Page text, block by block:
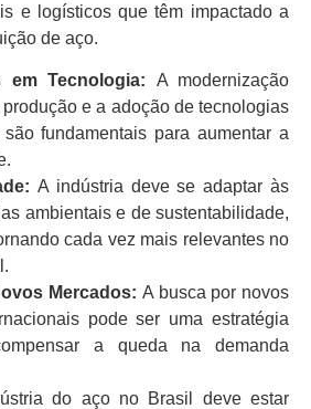
e logísticos que têm impactado a
de aço.
em Tecnologia: A modernização
e a adoção de tecnologias
fundamentais para aumentar a
A indústria deve se adaptar às
ambientais e de sustentabilidade,
cada vez mais relevantes no
Mercados: A busca por novos
pode ser uma estratégia
a queda na demanda
do aço no Brasil deve estar